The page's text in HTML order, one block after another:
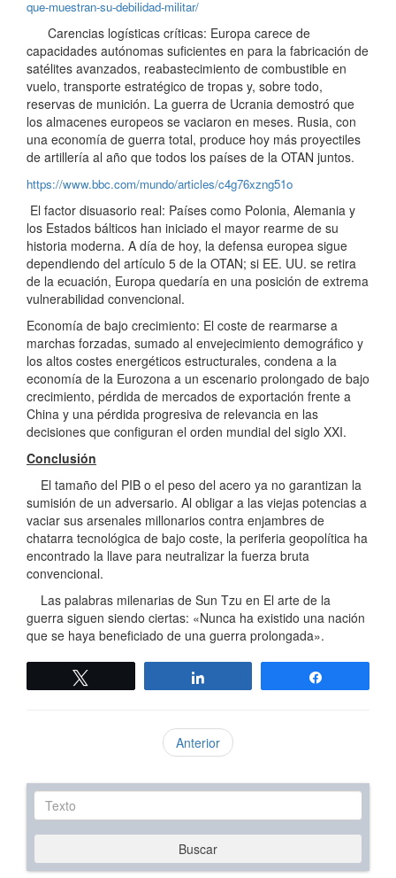
que-muestran-su-debilidad-militar/
Carencias logísticas críticas: Europa carece de
capacidades autónomas suficientes en para la fabricación de
satélites avanzados, reabastecimiento de combustible en
vuelo, transporte estratégico de tropas y, sobre todo,
reservas de munición. La guerra de Ucrania demostró que
los almacenes europeos se vaciaron en meses. Rusia, con
una economía de guerra total, produce hoy más proyectiles
de artillería al año que todos los países de la OTAN juntos.
https://www.bbc.com/mundo/articles/c4g76xzng51o
El factor disuasorio real: Países como Polonia, Alemania y
los Estados bálticos han iniciado el mayor rearme de su
historia moderna. A día de hoy, la defensa europea sigue
dependiendo del artículo 5 de la OTAN; si EE. UU. se retira
de la ecuación, Europa quedaría en una posición de extrema
vulnerabilidad convencional.
Economía de bajo crecimiento: El coste de rearmarse a
marchas forzadas, sumado al envejecimiento demográfico y
los altos costes energéticos estructurales, condena a la
economía de la Eurozona a un escenario prolongado de bajo
crecimiento, pérdida de mercados de exportación frente a
China y una pérdida progresiva de relevancia en las
decisiones que configuran el orden mundial del siglo XXI.
Conclusión
El tamaño del PIB o el peso del acero ya no garantizan la
sumisión de un adversario. Al obligar a las viejas potencias a
vaciar sus arsenales millonarios contra enjambres de
chatarra tecnológica de bajo coste, la periferia geopolítica ha
encontrado la llave para neutralizar la fuerza bruta
convencional.
Las palabras milenarias de Sun Tzu en El arte de la
guerra siguen siendo ciertas: «Nunca ha existido una nación
que se haya beneficiado de una guerra prolongada».
Anterior
Texto
Buscar